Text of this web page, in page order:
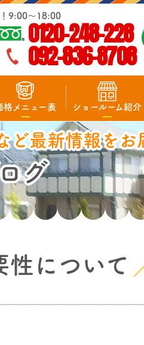
9:00～18:00
0120-248-228
092-836-8708
格メニュー表 ショールーム紹介
ど最新情報をお
グ
性について